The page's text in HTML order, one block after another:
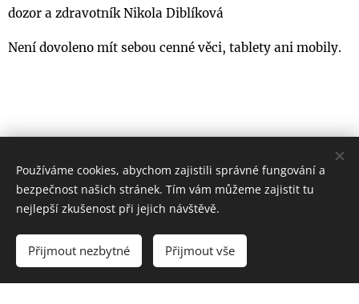
dozor a zdravotník Nikola Diblíková
Není dovoleno mít sebou cenné věci, tablety ani mobily.
Petra Fritsch, ul. Spojů 835,
775 234 669,pohybemrosteme@seznam.cz, 2016
Vytvořeno službou Webnode
Používáme cookies, abychom zajistili správné fungování a
bezpečnost našich stránek. Tím vám můžeme zajistit tu
nejlepší zkušenost při jejich návštěvě.
Přijmout nezbytné Přijmout vše